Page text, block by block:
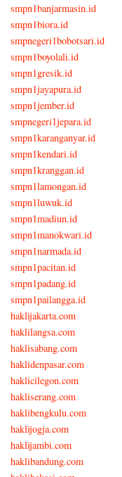
smpn1banjarmasin.id
smpn1biora.id
smpnegeri1bobotsari.id
smpn1boyolali.id
smpn1gresik.id
smpn1jayapura.id
smpn1jember.id
smpnegeri1jepara.id
smpn1karanganyar.id
smpn1kendari.id
smpn1kranggan.id
smpn1lamongan.id
smpn1luwuk.id
smpn1madiun.id
smpn1manokwari.id
smpn1narmada.id
smpn1pacitan.id
smpn1padang.id
smpn1pailangga.id
haklijakarta.com
haklilangsa.com
haklisabang.com
haklidenpasar.com
haklicilegon.com
hakliserang.com
haklibengkulu.com
haklijogja.com
haklijambi.com
haklibandung.com